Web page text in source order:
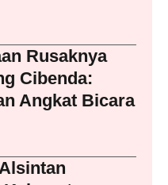
Rusaknya
Cibenda:
Angkat Bicara